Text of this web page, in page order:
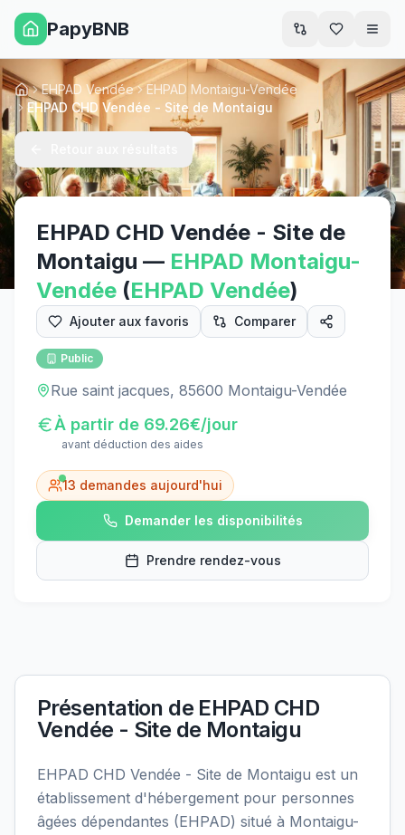
PapyBNB
AccueilEHPAD Vendée
EHPAD Montaigu-Vendée
EHPAD CHD Vendée - Site de Montaigu
EHPAD CHD Vendée - Site de
Montaigu — EHPAD Montaigu-
Vendée (EHPAD Vendée)
Ajouter aux favoris Comparer
Public
Rue saint jacques, 85600 Montaigu-Vendée
À partir de 69.26€/jour
avant déduction des aides
13 demandes aujourd'hui
Demander les disponibilités
Prendre rendez-vous
Présentation de EHPAD CHD
Vendée - Site de Montaigu
EHPAD CHD Vendée - Site de Montaigu est un
établissement d'hébergement pour personnes
âgées dépendantes (EHPAD) situé à Montaigu-